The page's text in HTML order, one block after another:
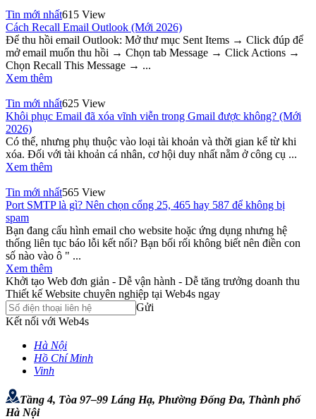
Tin mới nhất615 View
Cách Recall Email Outlook (Mới 2026)
Để thu hồi email Outlook: Mở thư mục Sent Items → Click đúp để
mở email muốn thu hồi → Chọn tab Message → Click Actions →
Chọn Recall This Message → ...
Xem thêm
Tin mới nhất625 View
Khôi phục Email đã xóa vĩnh viễn trong Gmail được không? (Mới
2026)
Có thể, nhưng phụ thuộc vào loại tài khoản và thời gian kể từ khi
xóa. Đối với tài khoản cá nhân, cơ hội duy nhất nằm ở công cụ ...
Xem thêm
Tin mới nhất565 View
Port SMTP là gì? Nên chọn cổng 25, 465 hay 587 để không bị
spam
Bạn đang cấu hình email cho website hoặc ứng dụng nhưng hệ
thống liên tục báo lỗi kết nối? Bạn bối rối không biết nên điền con
số nào vào ô " ...
Xem thêm
Khởi tạo Web đơn giản - Dễ vận hành - Dễ tăng trưởng doanh thu
Thiết kế Website chuyên nghiệp tại Web4s ngay
Gửi
Kết nối với Web4s
Hà Nội
Hồ Chí Minh
Vinh
Tầng 4, Tòa 97–99 Láng Hạ, Phường Đống Đa, Thành phố
Hà Nội